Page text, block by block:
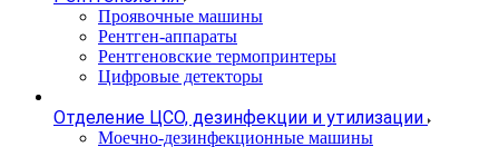
Проявочные машины
Рентген-аппараты
Рентгеновские термопринтеры
Цифровые детекторы
Отделение ЦСО, дезинфекции и утилизации
Моечно-дезинфекционные машины